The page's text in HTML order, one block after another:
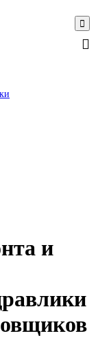

и